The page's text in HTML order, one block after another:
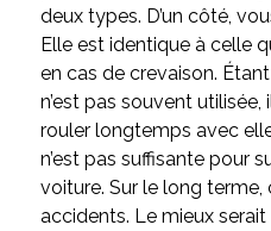
deux types. D’un côté,
Elle est identique à celle
en cas de crevaison.
n’est pas souvent
rouler longtemps avec
n’est pas suffisante pour
voiture. Sur le long
accidents. Le mieux serait